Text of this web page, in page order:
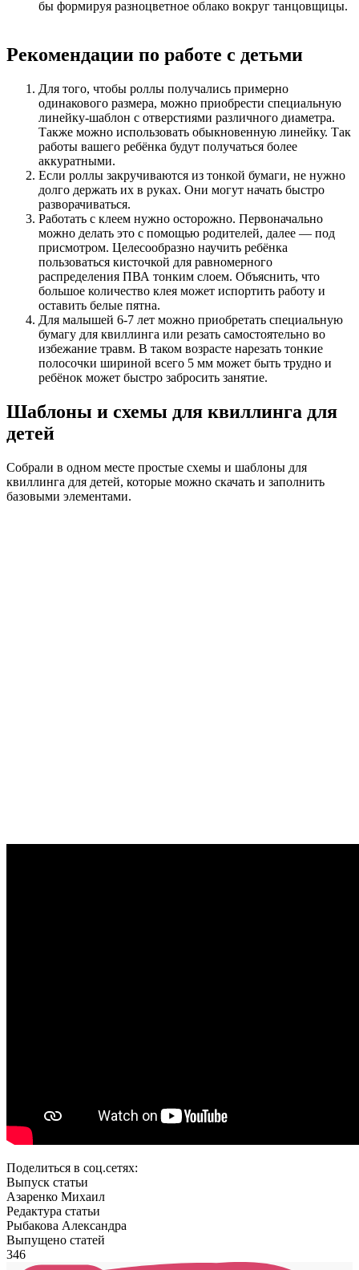
бы формируя разноцветное облако вокруг танцовщицы.
Рекомендации по работе с детьми
Для того, чтобы роллы получались примерно
одинакового размера, можно приобрести специальную
линейку-шаблон с отверстиями различного диаметра.
Также можно использовать обыкновенную линейку. Так
работы вашего ребёнка будут получаться более
аккуратными.
Если роллы закручиваются из тонкой бумаги, не нужно
долго держать их в руках. Они могут начать быстро
разворачиваться.
Работать с клеем нужно осторожно. Первоначально
можно делать это с помощью родителей, далее — под
присмотром. Целесообразно научить ребёнка
пользоваться кисточкой для равномерного
распределения ПВА тонким слоем. Объяснить, что
большое количество клея может испортить работу и
оставить белые пятна.
Для малышей 6-7 лет можно приобретать специальную
бумагу для квиллинга или резать самостоятельно во
избежание травм. В таком возрасте нарезать тонкие
полосочки шириной всего 5 мм может быть трудно и
ребёнок может быстро забросить занятие.
Шаблоны и схемы для квиллинга для
детей
Собрали в одном месте простые схемы и шаблоны для
квиллинга для детей, которые можно скачать и заполнить
базовыми элементами.
Поделиться в соц.сетях:
Выпуск статьи
Азаренко Михаил
Редактура статьи
Рыбакова Александра
Выпущено статей
346